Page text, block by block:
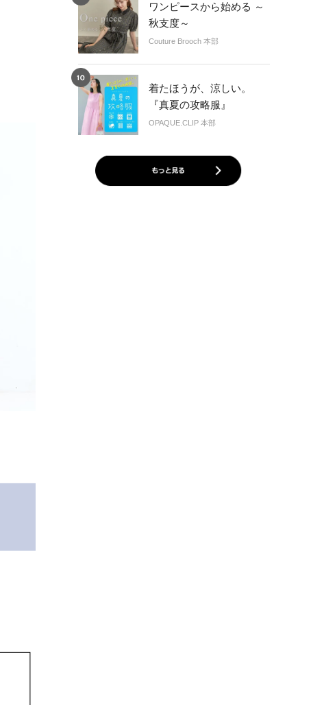
ワンピースから始める ～
秋支度～
Couture Brooch 本部
着たほうが、涼しい。
『真夏の攻略服』
OPAQUE.CLIP 本部